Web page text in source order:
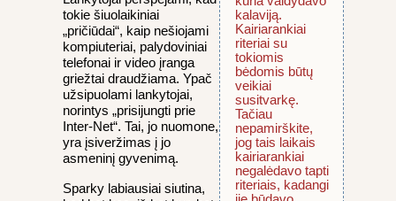
kalaviją.
Kairiarankiai
riteriai su
tokiomis
bėdomis būtų
veikiai
susitvarkę.
Tačiau
nepamirškite,
jog tais laikais
kairiarankiai
negalėdavo tapti
riteriais, kadangi
tokie šiuolaikiniai
„pričiūdai“, kaip nešiojami
kompiuteriai, palydoviniai
telefonai ir video įranga
griežtai draudžiama. Ypač
užsipuolami lankytojai,
norintys „prisijungti prie
Inter-Net“. Tai, jo nuomone,
yra įsiveržimas į jo
asmeninį gyvenimą.
Sparky labiausiai siutina,